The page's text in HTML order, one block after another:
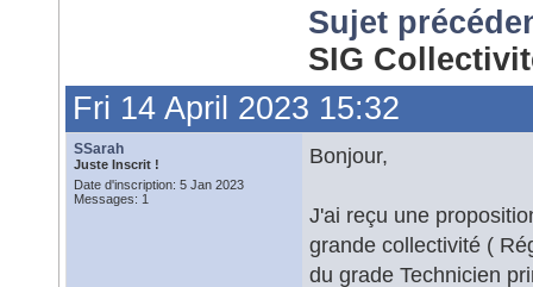
Sujet
SIG
Fri 14 April 2023 15:32
SSarah
Juste Inscrit !
Date d'inscription: 5 Jan 2023
Messages: 1
Bonjour,
J'ai reçu une
grande collectivité (
du grade Technicien